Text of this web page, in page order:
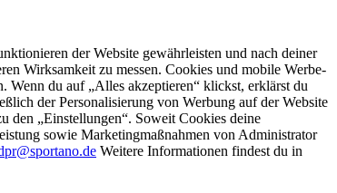
der Website gewährleisten und nach deiner
Wirksamkeit zu messen. Cookies und mobile Werbe-
Wenn du auf „Alles akzeptieren“ klickst, erklärst du
der Personalisierung von Werbung auf der Website
den „Einstellungen“. Soweit Cookies deine
sowie Marketingmaßnahmen von Administrator
Weitere Informationen findest du in